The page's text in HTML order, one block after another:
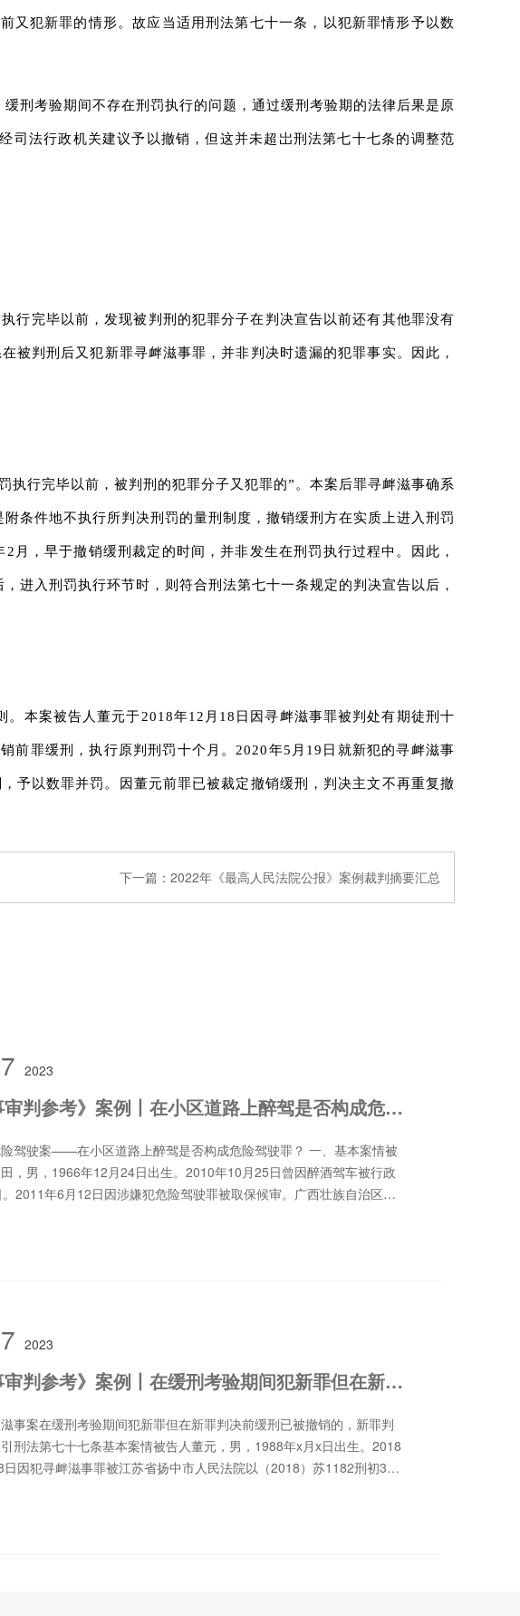
又犯新罪的情形。故应当适用刑法第七十一条，以犯新罪情形予以数
刑考验期间不存在刑罚执行的问题，通过缓刑考验期的法律后果是原
司法行政机关建议予以撤销，但这并未超岀刑法第七十七条的调整范
行完毕以前，发现被判刑的犯罪分子在判决宣告以前还有其他罪没有
被判刑后又犯新罪寻衅滋事罪，并非判决时遗漏的犯罪事实。因此，
行完毕以前，被判刑的犯罪分子又犯罪的”。本案后罪寻衅滋事确系
条件地不执行所判决刑罚的量刑制度，撤销缓刑方在实质上进入刑罚
，早于撤销缓刑裁定的时间，并非发生在刑罚执行过程中。因此，
进入刑罚执行环节时，则符合刑法第七十一条规定的判决宣告以后，
本案被告人董元于2018年12月18日因寻衅滋事罪被判处有期徒刑十
前罪缓刑，执行原判刑罚十个月。2020年5月19日就新犯的寻衅滋事
予以数罪并罚。因董元前罪已被裁定撤销缓刑，判决主文不再重复撤
下一篇： 2022年《最高人民法院公报》案例裁判摘要汇总
2023
《刑事审判参考》案例丨在小区道路上醉驾是否构成危险驾驶罪？
驾驶案——在小区道路上醉驾是否构成危险驾驶罪？ 一、基本案情被
，男，1966年12月24日出生。2010年10月25日曾因醉酒驾车被行政
2011年6月12日因涉嫌犯危险驾驶罪被取保候审。广西壮族自治区上
对公诉机关指控的罪名和犯罪事实没有异议，请求从轻处罚。廖某田
治区上思县水利局司机。2011年6月11日18时许，廖某田下班后将其
号为桂P30722的三菱汽车开回其居住的上思县思阳镇龙江半岛花园小区
后坐三轮车外出与同事吃饭。当日21时许，廖某田酒后坐三轮车回到小
下停放。廖某田驾车行驶约50米到其楼下，在倒车入库时汽车尾部与
的车牌号为桂ASJ301的汽车前部发生碰撞。发生事故后，被撞汽车车
安人员即赶到现场将廖某田抓获，并认定廖某田负事故全部责任。经
元。上思县人民法院认为，被告人廖某田违反道路交通安全法规，在道
2023
《刑事审判参考》案例丨在缓刑考验期间犯新罪但在新罪判决前缓刑已被撤销的，新罪判决仍应援引刑法第七十七条
事案在缓刑考验期间犯新罪但在新罪判决前缓刑已被撤销的，新罪判
刑法第七十七条基本案情被告人董元，男，1988年x月x日出生。2018
因犯寻衅滋事罪被江苏省扬中市人民法院以（2018）苏1182刑初310
逮捕。江苏省扬中市人民检察院指控被告人董元犯寻衅滋事罪，向扬